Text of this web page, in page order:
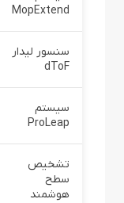
MopExtend
سنسور لیدار
dToF
سیستم
ProLeap
تشخیص
سطح
هوشمند